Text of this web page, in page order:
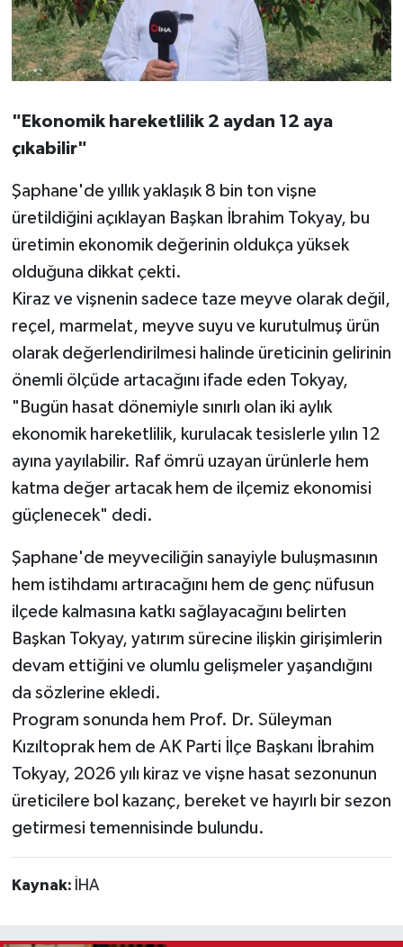
"Ekonomik hareketlilik 2 aydan 12 aya
çıkabilir"
Şaphane'de yıllık yaklaşık 8 bin ton vişne
üretildiğini açıklayan Başkan İbrahim Tokyay, bu
üretimin ekonomik değerinin oldukça yüksek
olduğuna dikkat çekti.
Kiraz ve vişnenin sadece taze meyve olarak değil,
reçel, marmelat, meyve suyu ve kurutulmuş ürün
olarak değerlendirilmesi halinde üreticinin gelirinin
önemli ölçüde artacağını ifade eden Tokyay,
"Bugün hasat dönemiyle sınırlı olan iki aylık
ekonomik hareketlilik, kurulacak tesislerle yılın 12
ayına yayılabilir. Raf ömrü uzayan ürünlerle hem
katma değer artacak hem de ilçemiz ekonomisi
güçlenecek" dedi.
Şaphane'de meyveciliğin sanayiyle buluşmasının
hem istihdamı artıracağını hem de genç nüfusun
ilçede kalmasına katkı sağlayacağını belirten
Başkan Tokyay, yatırım sürecine ilişkin girişimlerin
devam ettiğini ve olumlu gelişmeler yaşandığını
da sözlerine ekledi.
Program sonunda hem Prof. Dr. Süleyman
Kızıltoprak hem de AK Parti İlçe Başkanı İbrahim
Tokyay, 2026 yılı kiraz ve vişne hasat sezonunun
üreticilere bol kazanç, bereket ve hayırlı bir sezon
getirmesi temennisinde bulundu.
Kaynak: İHA